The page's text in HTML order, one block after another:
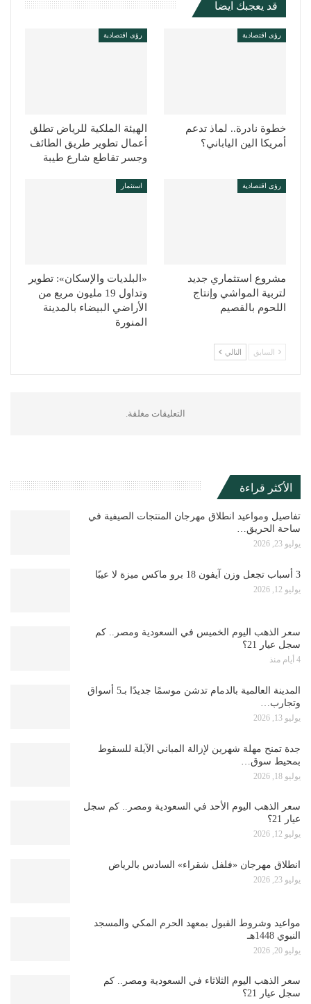
قد يعجبك ايضا
رؤى اقتصادية
خطوة نادرة.. لماذ تدعم
أمريكا الين الياباني؟
رؤى اقتصادية
الهيئة الملكية للرياض تطلق
أعمال تطوير طريق الطائف
وجسر تقاطع شارع طيبة
رؤى اقتصادية
مشروع استثماري جديد
لتربية المواشي وإنتاج
اللحوم بالقصيم
استثمار
«البلديات والإسكان»: تطوير
وتداول 19 مليون مربع من
الأراضي البيضاء بالمدينة
المنورة
السابق التالي
التعليقات مغلقة.
الأكثر قراءة
تفاصيل ومواعيد انطلاق مهرجان المنتجات الصيفية في
ساحة الحريق…
يوليو 23, 2026
3 أسباب تجعل وزن آيفون 18 برو ماكس ميزة لا عيبًا
يوليو 12, 2026
سعر الذهب اليوم الخميس في السعودية ومصر.. كم
سجل عيار 21؟
4 أيام منذ
المدينة العالمية بالدمام تدشن موسمًا جديدًا بـ5 أسواق
وتجارب…
يوليو 13, 2026
جدة تمنح مهلة شهرين لإزالة المباني الآيلة للسقوط
بمحيط سوق…
يوليو 18, 2026
سعر الذهب اليوم الأحد في السعودية ومصر.. كم سجل
عيار 21؟
يوليو 12, 2026
انطلاق مهرجان «فلفل شقراء» السادس بالرياض
يوليو 23, 2026
مواعيد وشروط القبول بمعهد الحرم المكي والمسجد
النبوي 1448هـ
يوليو 20, 2026
سعر الذهب اليوم الثلاثاء في السعودية ومصر.. كم
سجل عيار 21؟